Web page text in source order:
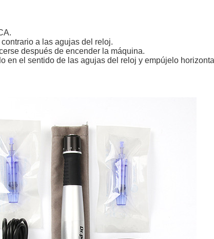
a las agujas del reloj.
después de encender la máquina.
en el sentido de las agujas del reloj y empújelo